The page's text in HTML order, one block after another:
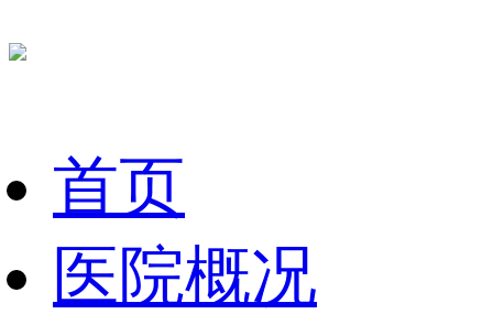
首页
医院概况